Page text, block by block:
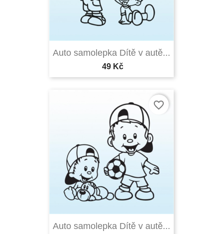
Auto samolepka Dítě v autě...
49 Kč
Auto samolepka Dítě v autě...
favorite_border